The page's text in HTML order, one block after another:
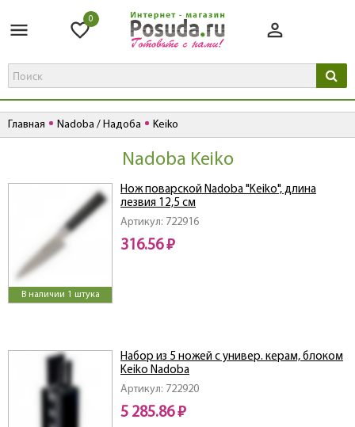
0
Главная Nadoba / Надоба Keiko
Nadoba Keiko
В наличии 1 штука
Артикул: 722916
Нож поварской Nadoba "Keiko", длина
лезвия 12,5 см
316.56 ₽
Артикул: 722920
Набор из 5 ножей с универ. керам, блоком
Keiko Nadoba
5 285.86 ₽